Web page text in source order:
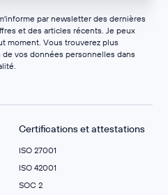
par newsletter des dernières
et des articles récents. Je peux
moment. Vous trouverez plus
vos données personnelles dans
.
Certifications et attestations
ISO 27001
ISO 42001
SOC 2